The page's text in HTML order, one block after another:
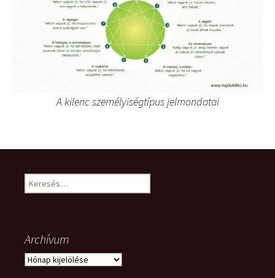
A kilenc személyiségtípus jelmondatai
Keresés:
Archívum
Archívum